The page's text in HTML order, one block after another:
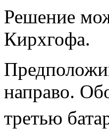
Решение
Кирхгофа.
направо.
третью